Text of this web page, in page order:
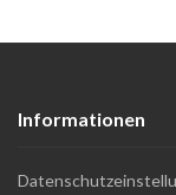
Informationen